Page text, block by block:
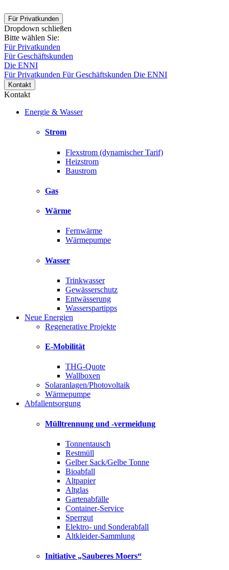
Für Privatkunden
Dropdown schließen
Bitte wählen Sie:
Für Privatkunden
Für Geschäftskunden
Die ENNI
Für Privatkunden Für Geschäftskunden Die ENNI
Kontakt
Kontakt
Energie & Wasser
Strom
Flexstrom (dynamischer Tarif)
Heizstrom
Baustrom
Gas
Wärme
Fernwärme
Wärmepumpe
Wasser
Trinkwasser
Gewässerschutz
Entwässerung
Wasserspartipps
Neue Energien
Regenerative Projekte
E-Mobilität
THG-Quote
Wallboxen
Solaranlagen/Photovoltaik
Wärmepumpe
Abfallentsorgung
Mülltrennung und -vermeidung
Tonnentausch
Restmüll
Gelber Sack/Gelbe Tonne
Bioabfall
Altpapier
Altglas
Gartenabfälle
Container-Service
Sperrgut
Elektro- und Sonderabfall
Altkleider-Sammlung
Initiative „Sauberes Moers“